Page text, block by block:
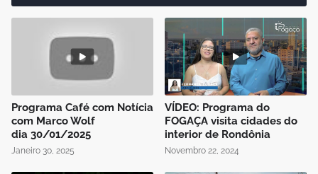
Programa Café com Notícia
com Marco Wolf
dia 30/01/2025
Janeiro 30, 2025
VÍDEO: Programa do
FOGAÇA visita cidades do
interior de Rondônia
Novembro 22, 2024